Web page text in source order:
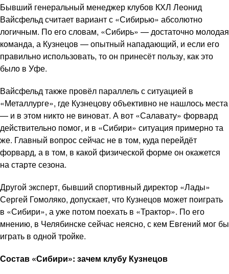
Бывший генеральный менеджер клубов КХЛ Леонид
Вайсфельд считает вариант с «Сибирью» абсолютно
логичным. По его словам, «Сибирь» — достаточно молодая
команда, а Кузнецов — опытный нападающий, и если его
правильно использовать, то он принесёт пользу, как это
было в Уфе.
Вайсфельд также провёл параллель с ситуацией в
«Металлурге», где Кузнецову объективно не нашлось места
— и в этом никто не виноват. А вот «Салавату» форвард
действительно помог, и в «Сибири» ситуация примерно та
же. Главный вопрос сейчас не в том, куда перейдёт
форвард, а в том, в какой физической форме он окажется
на старте сезона.
Другой эксперт, бывший спортивный директор «Лады»
Сергей Гомоляко, допускает, что Кузнецов может поиграть
в «Сибири», а уже потом поехать в «Трактор». По его
мнению, в Челябинске сейчас неясно, с кем Евгений мог бы
играть в одной тройке.
Состав «Сибири»: зачем клубу Кузнецов